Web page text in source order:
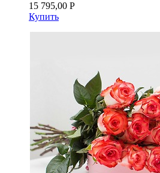
15 795,00 Р
Купить